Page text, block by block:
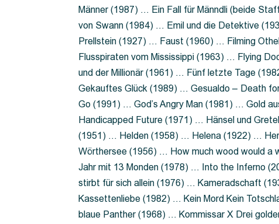
Männer (1987) … Ein Fall für Männdli (beide
von Swann (1984) … Emil und die Detektive
Prellstein (1927) … Faust (1960) … Filming
Flusspiraten vom Mississippi (1963) … Flying
und der Millionär (1961) … Fünf letzte Tage
Gekauftes Glück (1989) … Gesualdo – Death
Go (1991) … God’s Angry Man (1981) … Gold
Handicapped Future (1971) … Hänsel und
(1951) … Helden (1958) … Helena (1922) …
Wörthersee (1956) … How much wood would a
Jahr mit 13 Monden (1978) … Into the Inferno
stirbt für sich allein (1976) … Kameradschaft
Kassettenliebe (1982) … Kein Mord Kein
blaue Panther (1968) … Kommissar X Drei